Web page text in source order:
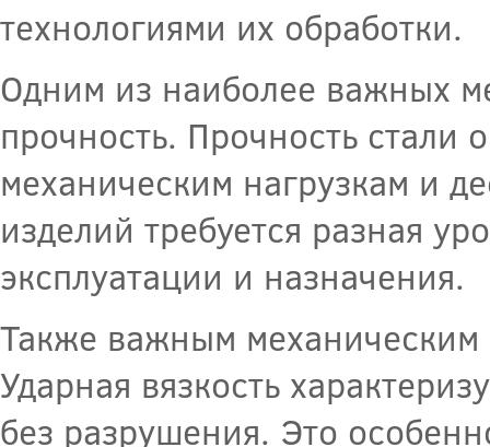
технологиями их обработки.
Одним из наиболее важных
прочность. Прочность стали
механическим нагрузкам и
изделий требуется разная
эксплуатации и назначения.
Также важным механическим
Ударная вязкость
без разрушения. Это